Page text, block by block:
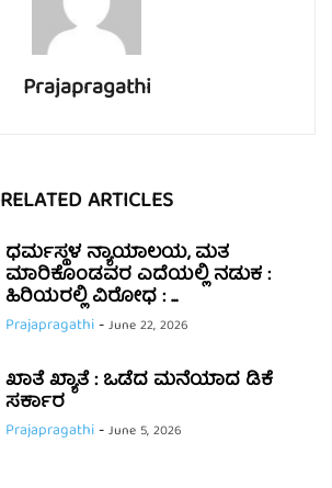
Prajapragathi
RELATED ARTICLES
ಧರ್ಮಸ್ಥಳ ನ್ಯಾಯಾಲಯ, ಮತ
ಮಾರಿಕೊಂಡವರ ಎದೆಯಲ್ಲಿ ನಡುಕ :
ಹಿರಿಯರಲ್ಲಿ ವಿರೋಧ : ...
Prajapragathi-June 22, 2026
ಖಾತೆ ಖ್ಯಾತೆ : ಒಡೆದ ಮನೆಯಾದ ಡಿಕೆ
ಸರ್ಕಾರ
Prajapragathi-June 5, 2026